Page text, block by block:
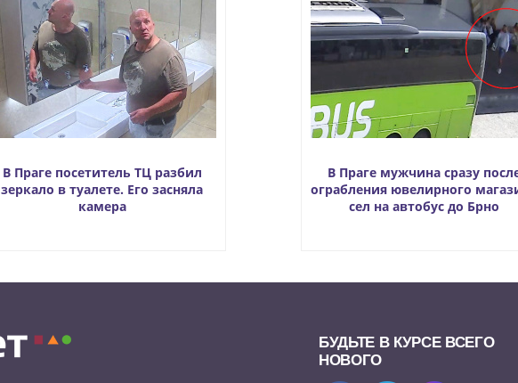
В Праге посетитель ТЦ разбил
зеркало в туалете. Его засняла
камера
В Праге мужчина сразу
ограбления ювелирного
сел на автобус до Брно
БУДЬТЕ В КУРСЕ ВСЕГО
НОВОГО